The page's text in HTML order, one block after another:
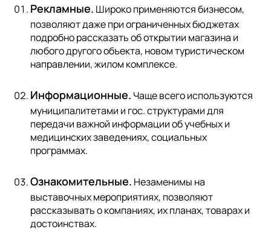
Рекламные. Широко применяются бизнесом,
позволяют даже при ограниченных бюджетах
подробно рассказать об открытии магазина и
любого другого объекта, новом туристическом
направлении, жилом комплексе.
Информационные. Чаще всего используются
муниципалитетами и гос. структурами для
передачи важной информации об учебных и
медицинских заведениях, социальных
программах.
Ознакомительные. Незаменимы на
выставочных мероприятиях, позволяют
рассказывать о компаниях, их планах, товарах и
достоинствах.